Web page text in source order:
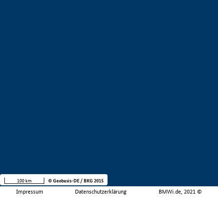
Impressum Datenschutzerklärung BMWi.de, 2021 ©
100 km © Geobasis-DE / BKG 2015